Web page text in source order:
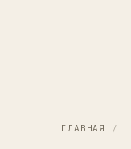
ГЛАВНАЯ /